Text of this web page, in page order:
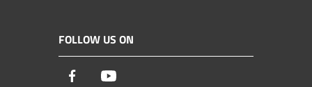
FOLLOW US ON
Facebook